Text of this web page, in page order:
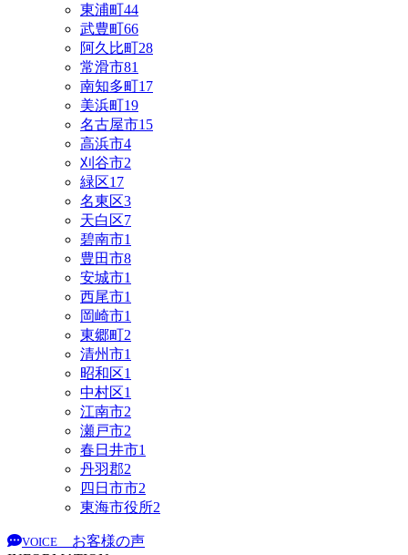
東浦町44
武豊町66
阿久比町28
常滑市81
南知多町17
美浜町19
名古屋市15
高浜市4
刈谷市2
緑区17
名東区3
天白区7
碧南市1
豊田市8
安城市1
西尾市1
岡崎市1
東郷町2
清州市1
昭和区1
中村区1
江南市2
瀬戸市2
春日井市1
丹羽郡2
四日市市2
東海市役所2
VOICE
お客様の声